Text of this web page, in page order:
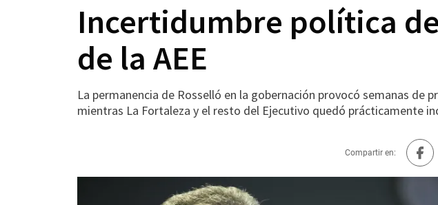
Incertidumbre política
de la AEE
La permanencia de Rosselló en la gobernación provocó semanas
mientras La Fortaleza y el resto del Ejecutivo quedó prácticamente
Compartir en: